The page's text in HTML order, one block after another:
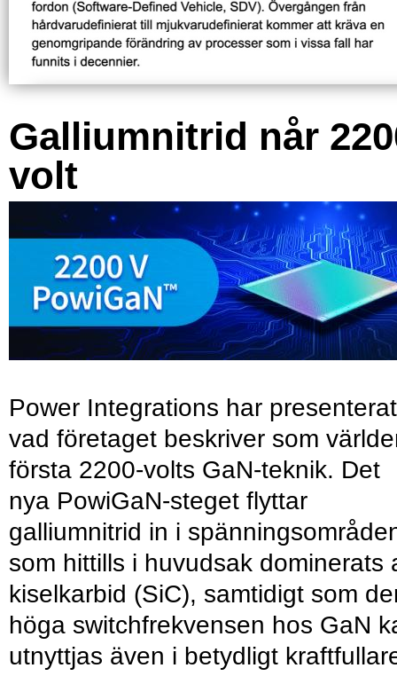
Galliumnitrid når
volt
Power Integrations har presenterat
vad företaget beskriver som
första 2200-volts GaN-teknik. Det
nya PowiGaN-steget flyttar
galliumnitrid in i
som hittills i huvudsak dominerats
kiselkarbid (SiC), samtidigt som
höga switchfrekvensen hos GaN
utnyttjas även i betydligt